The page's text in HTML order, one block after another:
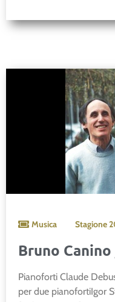
Musica Stagione
Bruno
Pianoforti Claude
per due pianofortiIgor